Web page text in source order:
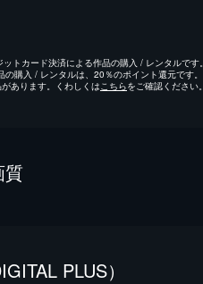
トカード決済による作品の購入 / レンタルです。
購入 / レンタルは、20％のポイント還元です。
あります。くわしくは こちらをご確認ください。
質
PLUS）